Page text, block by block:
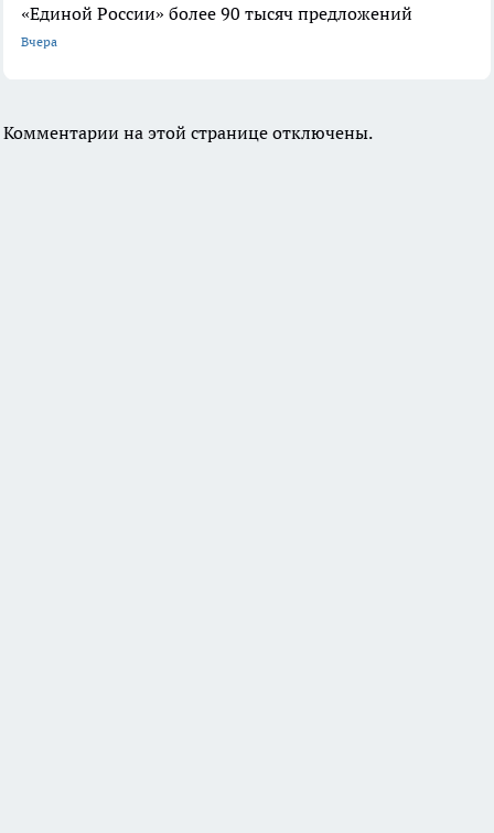
«Единой России» более 90 тысяч предложений
Вчера
Комментарии на этой странице отключены.